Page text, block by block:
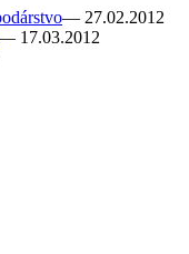
— 27.02.2012
17.03.2012